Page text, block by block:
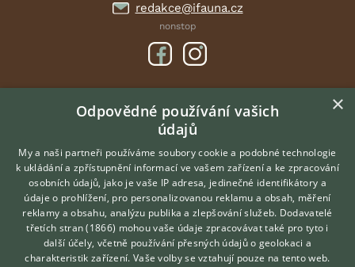
redakce@ifauna.cz
nonstop
DOMOVSKÁ STRÁNKA
INZERCE
DISKUSE
ČLÁNKY
O nás
Kontakt
Možnosti zvýraznění inzerátů
Hledáte zvířecího kamaráda?
Zdarma vám poradí
VETERINÁŘ ONLINE
×
Odpovědné používání vašich
údajů
My a naši partneři používáme soubory cookie a podobné technologie
k ukládání a zpřístupnění informací ve vašem zařízení a ke zpracování
osobních údajů, jako je vaše IP adresa, jedinečné identifikátory a
údaje o prohlížení, pro personalizovanou reklamu a obsah, měření
reklamy a obsahu, analýzu publika a zlepšování služeb. Dodavatelé
třetích stran (1866) mohou vaše údaje zpracovávat také pro tyto i
další účely, včetně používání přesných údajů o geolokaci a
charakteristik zařízení. Vaše volby se vztahují pouze na tento web.